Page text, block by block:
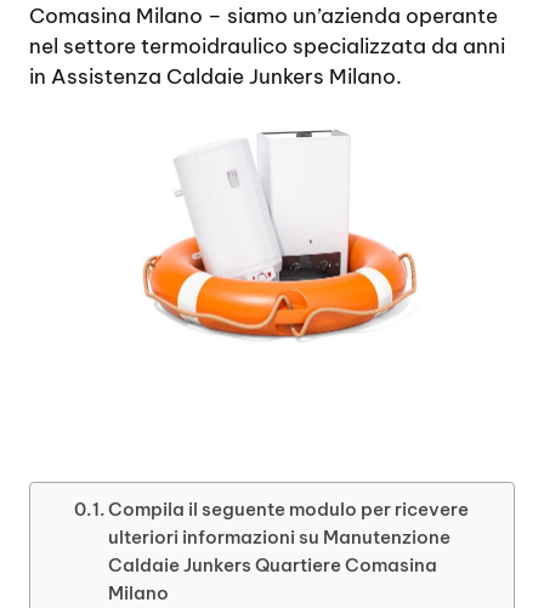
Comasina Milano – siamo un’azienda operante
nel settore termoidraulico specializzata da anni
in Assistenza Caldaie Junkers Milano.
Compila il seguente modulo per ricevere
ulteriori informazioni su Manutenzione
Caldaie Junkers Quartiere Comasina
Milano